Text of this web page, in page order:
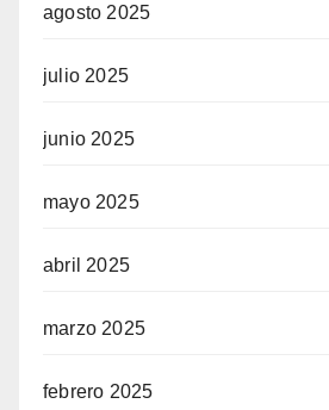
agosto 2025
julio 2025
junio 2025
mayo 2025
abril 2025
marzo 2025
febrero 2025